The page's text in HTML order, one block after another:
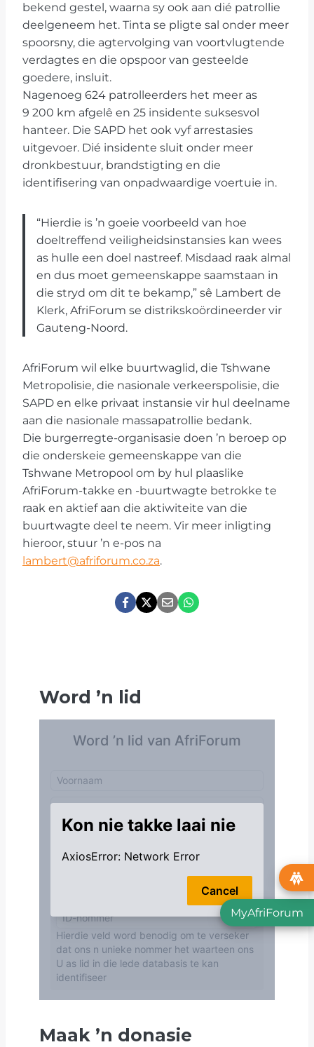
bekend gestel, waarna sy ook aan dié patrollie
deelgeneem het. Tinta se pligte sal onder meer
spoorsny, die agtervolging van voortvlugtende
verdagtes en die opspoor van gesteelde
goedere, insluit.
Nagenoeg 624 patrolleerders het meer as
9 200 km afgelê en 25 insidente suksesvol
hanteer. Die SAPD het ook vyf arrestasies
uitgevoer. Dié insidente sluit onder meer
dronkbestuur, brandstigting en die
identifisering van onpadwaardige voertuie in.
“Hierdie is ’n goeie voorbeeld van hoe
doeltreffend veiligheidsinstansies kan wees
as hulle een doel nastreef. Misdaad raak almal
en dus moet gemeenskappe saamstaan in
die stryd om dit te bekamp,” sê Lambert de
Klerk, AfriForum se distrikskoördineerder vir
Gauteng-Noord.
AfriForum wil elke buurtwaglid, die Tshwane
Metropolisie, die nasionale verkeerspolisie, die
SAPD en elke privaat instansie vir hul deelname
aan die nasionale massapatrollie bedank.
Die burgerregte-organisasie doen ’n beroep op
die onderskeie gemeenskappe van die
Tshwane Metropool om by hul plaaslike
AfriForum-takke en -buurtwagte betrokke te
raak en aktief aan die aktiwiteite van die
buurtwagte deel te neem. Vir meer inligting
hieroor, stuur ’n e-pos na
lambert@afriforum.co.za.
Word ’n lid
Maak ’n donasie
MyAfriForum